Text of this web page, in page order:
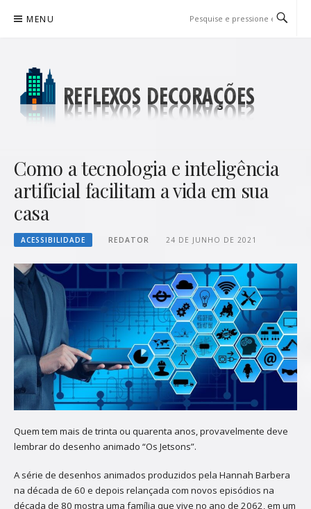
para
MENU
Como a tecnologia e inteligência
artificial facilitam a vida em sua
casa
ACESSIBILIDADE REDATOR 24 DE JUNHO DE 2021
Quem tem mais de trinta ou quarenta anos, provavelmente deve
lembrar do desenho animado “Os Jetsons”.
A série de desenhos animados produzidos pela Hannah Barbera
na década de 60 e depois relançada com novos episódios na
década de 80 mostra uma família que vive no ano de 2062, em um